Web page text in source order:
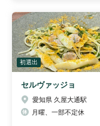
初選出
セルヴァッジョ
愛知県 久屋大通駅
月曜、一部不定休